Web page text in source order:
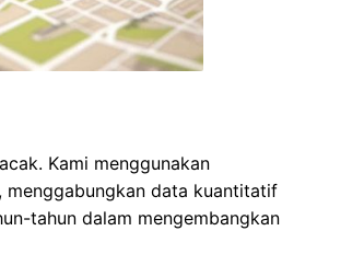
Kami menggunakan
menggabungkan data kuantitatif
tahun dalam mengembangkan